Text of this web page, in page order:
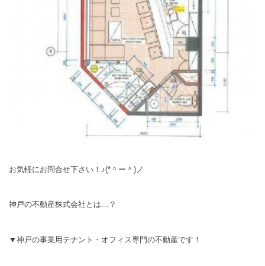
お気軽にお問合せ下さい！♪(*＾ー＾)ノ
神戸の不動産株式会社とは…？
▼神戸の事業用テナント・オフィス専門の不動産です！